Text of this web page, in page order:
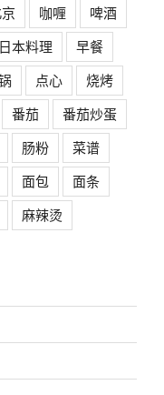
咖喱
啤酒
日本料理
早餐
点心
烧烤
番茄
番茄炒蛋
肠粉
菜谱
面包
面条
麻辣烫